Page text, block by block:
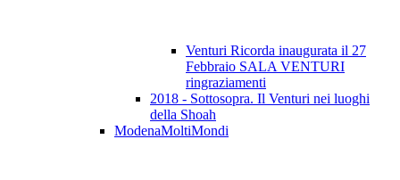
Venturi Ricorda inaugurata il 27
Febbraio SALA VENTURI
ringraziamenti
2018 - Sottosopra. Il Venturi nei luoghi
della Shoah
ModenaMoltiMondi